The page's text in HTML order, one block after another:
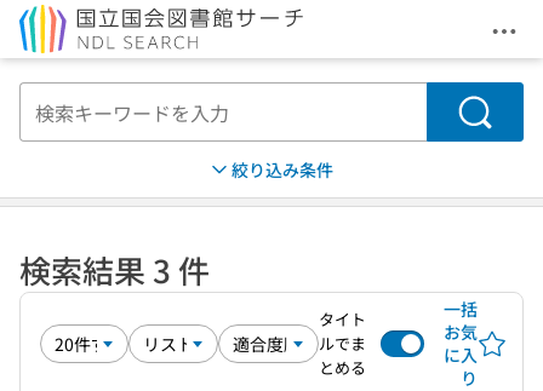
メ
検索
絞り込み条件
検索結果 3 件
タイト
ルでま
とめる
一括
お気
に入
り